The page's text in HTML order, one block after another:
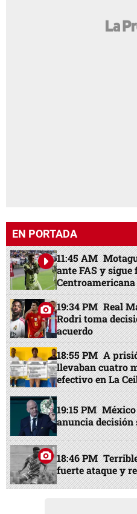
EN PORTADA
11:45 AM
ante FAS y sigue
Centroamericana
19:34 PM Real
Rodri toma
acuerdo
18:55 PM A
llevaban cuatro
efectivo en La
19:15 PM
anuncia
18:46 PM
fuerte ataque y